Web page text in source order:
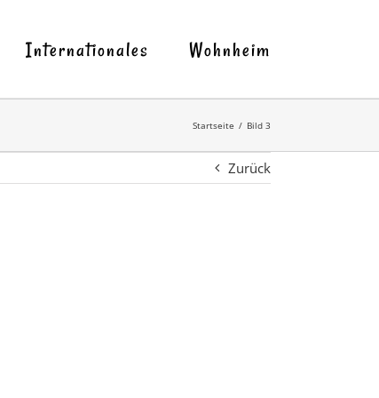
Internationales Wohnheim
Startseite Bild 3
Zurück